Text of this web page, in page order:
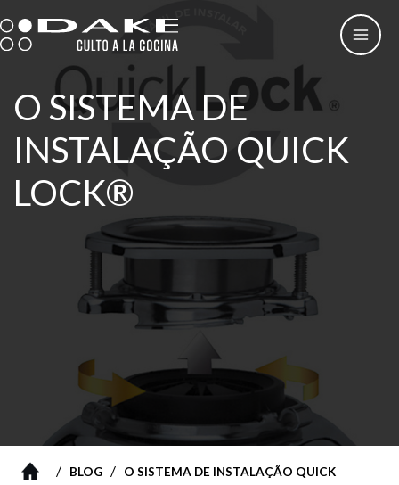
to
content
O SISTEMA DE
INSTALAÇÃO QUICK
LOCK®
/ BLOG/
O SISTEMA DE INSTALAÇÃO QUICK